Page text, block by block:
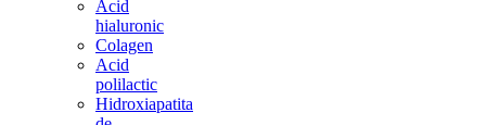
Acid
hialuronic
Colagen
Acid
polilactic
Hidroxiapatita